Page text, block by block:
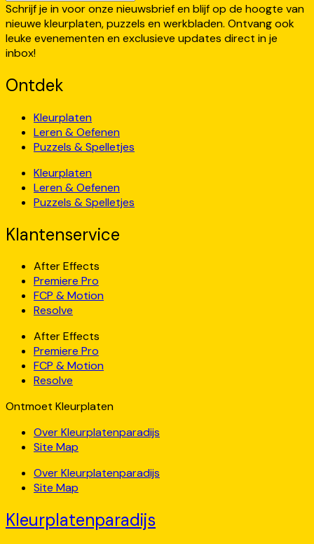
Schrijf je in voor onze nieuwsbrief en blijf op de hoogte van
nieuwe kleurplaten, puzzels en werkbladen. Ontvang ook
leuke evenementen en exclusieve updates direct in je
inbox!
Ontdek
Kleurplaten
Leren & Oefenen
Puzzels & Spelletjes
Kleurplaten
Leren & Oefenen
Puzzels & Spelletjes
Klantenservice
After Effects
Premiere Pro
FCP & Motion
Resolve
After Effects
Premiere Pro
FCP & Motion
Resolve
Ontmoet Kleurplaten
Over Kleurplatenparadijs
Site Map
Over Kleurplatenparadijs
Site Map
Kleurplatenparadijs